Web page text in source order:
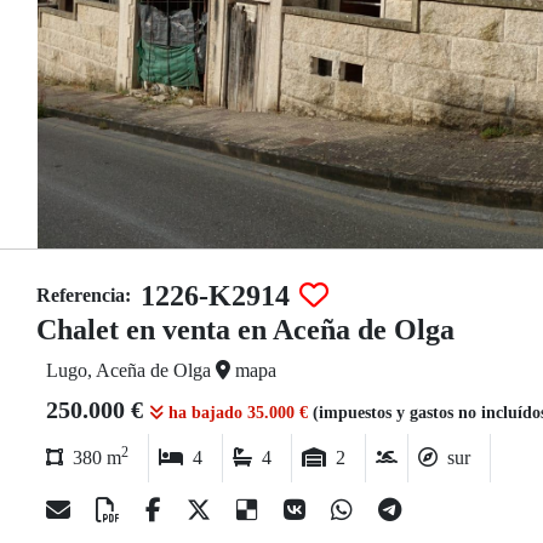
Referencia:
1226-K2914
Chalet en venta en Aceña de Olga
Lugo, Aceña de Olga mapa
250.000 € ha bajado 35.000 € (impuestos y gastos no
380 m2 4 4 2 sur